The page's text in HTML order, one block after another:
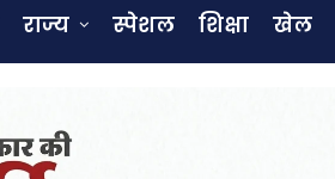
राज्य स्पेशल शिक्षा खेल